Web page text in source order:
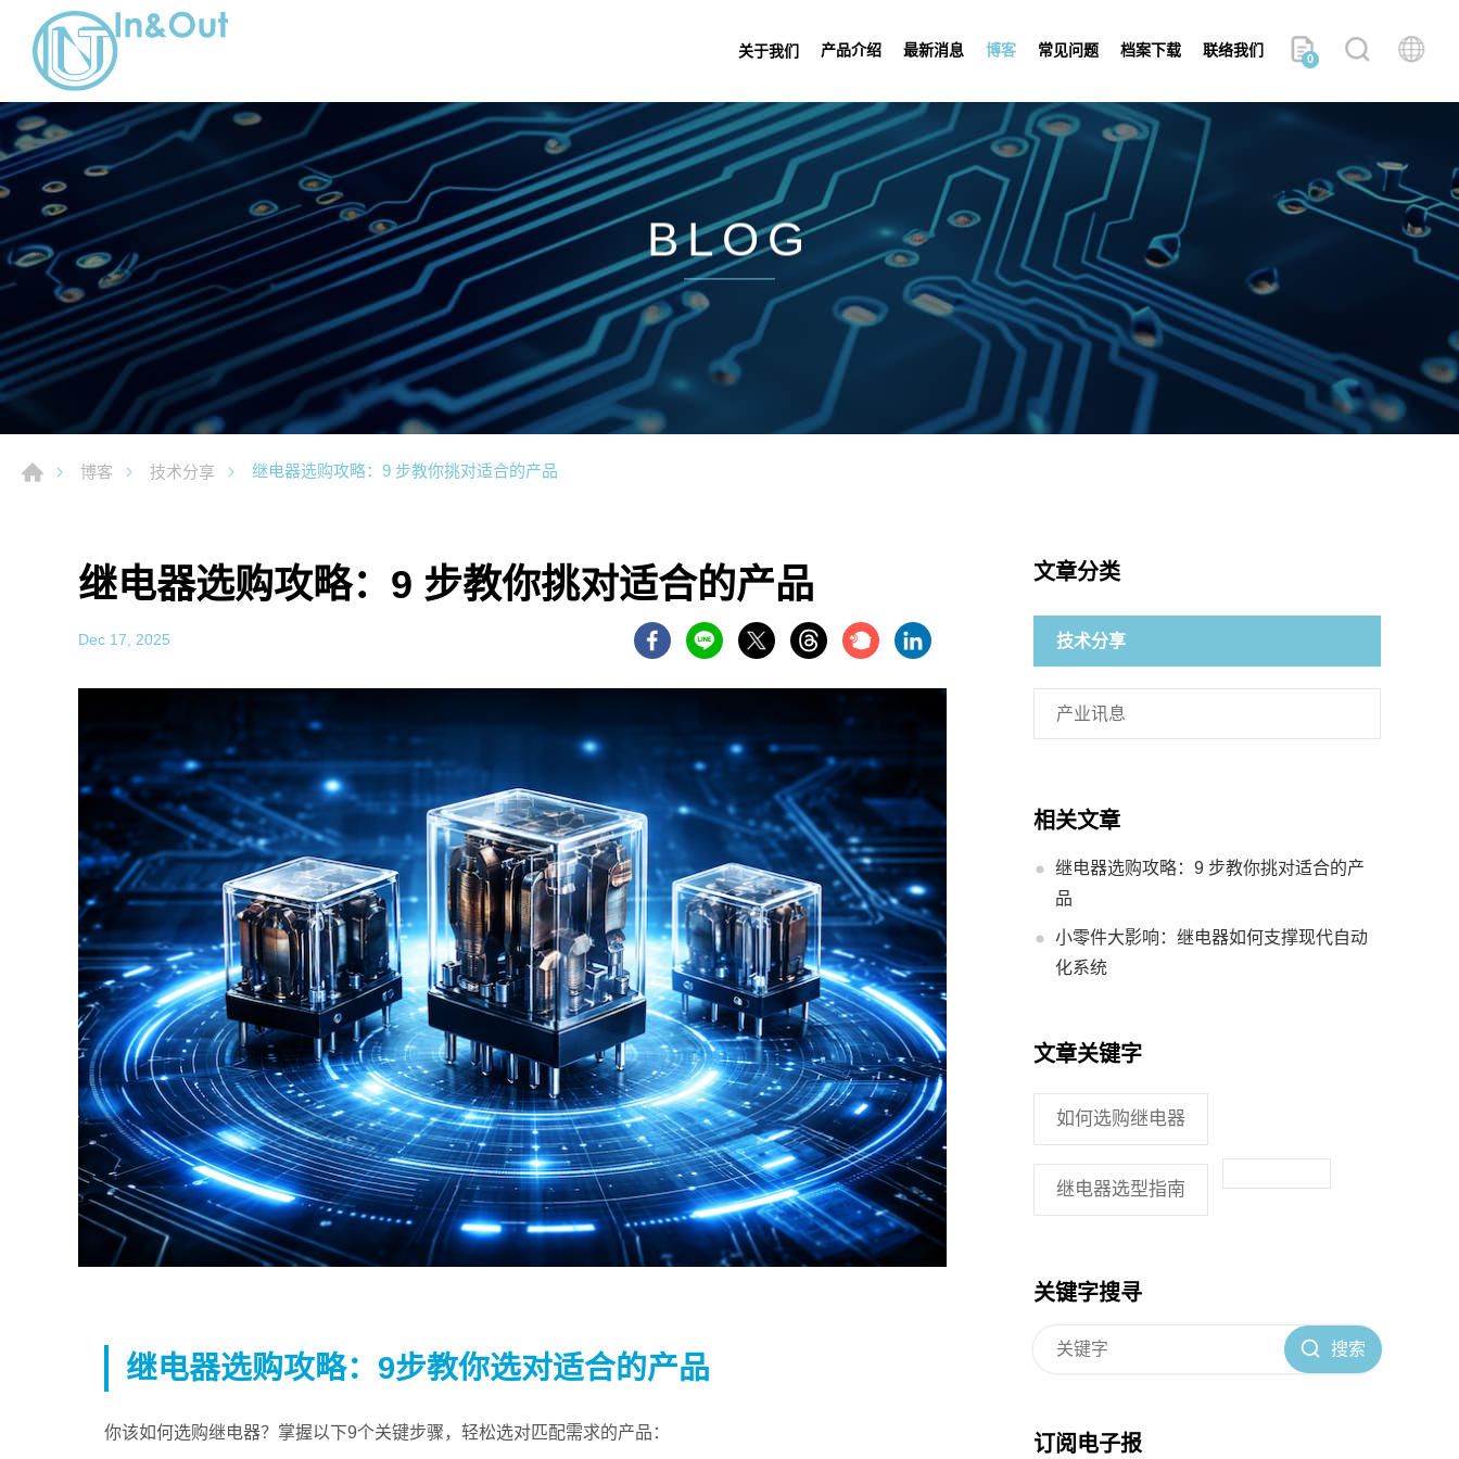
关于我们 产品介绍 最新消息 博客 常见问题 档案下载 联络我们
0
BLOG
博客 技术分享 继电器选购攻略：9 步教你挑对适合的产品
继电器选购攻略：9 步教你挑对适合的产品
Dec 17, 2025
继电器选购攻略：9步教你选对适合的产品
你该如何选购继电器？掌握以下9个关键步骤，轻松选对匹配需求的产品：
文章分类
技术分享
产业讯息
相关文章
继电器选购攻略：9 步教你挑对适合的产
品
小零件大影响：继电器如何支撑现代自动
化系统
文章关键字
如何选购继电器
继电器选型指南
关键字搜寻
搜索
订阅电子报